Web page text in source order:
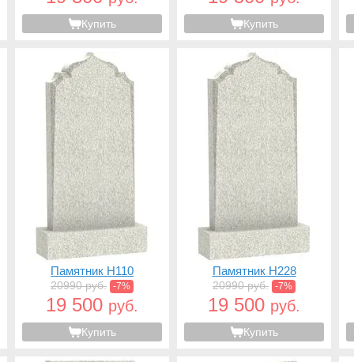
Купить Купить
Памятник H110
20990 руб. -7%
19 500 руб.
Купить
Памятник H228
20990 руб. -7%
19 500 руб.
Купить